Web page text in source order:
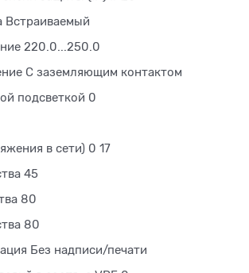
Встраиваемый
220.0...250.0
С заземляющим контактом
подсветкой 0
в сети) 0 17
45
80
80
Без надписи/печати